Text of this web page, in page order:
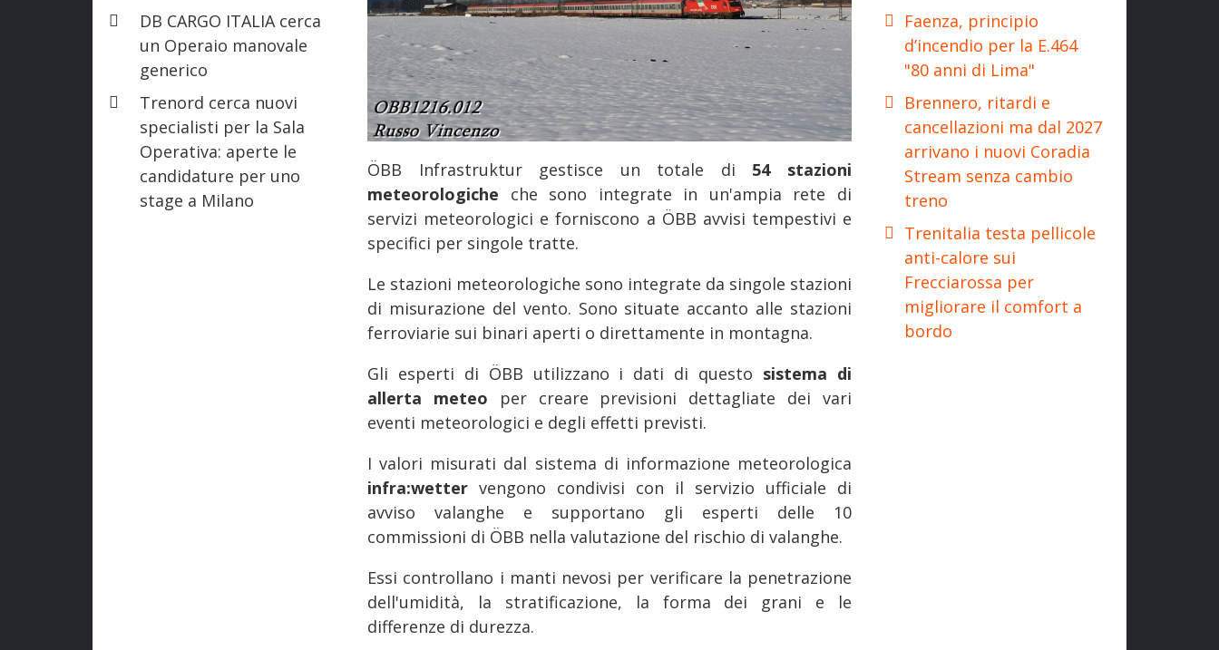
DB CARGO ITALIA cerca
un Operaio manovale
generico
Trenord cerca nuovi
specialisti per la Sala
Operativa: aperte le
candidature per uno
stage a Milano
ÖBB Infrastruktur gestisce un totale di 54 stazioni
meteorologiche che sono integrate in un'ampia rete di
servizi meteorologici e forniscono a ÖBB avvisi tempestivi e
specifici per singole tratte.
Le stazioni meteorologiche sono integrate da singole stazioni
di misurazione del vento. Sono situate accanto alle stazioni
ferroviarie sui binari aperti o direttamente in montagna.
Gli esperti di ÖBB utilizzano i dati di questo sistema di
allerta meteo per creare previsioni dettagliate dei vari
eventi meteorologici e degli effetti previsti.
I valori misurati dal sistema di informazione meteorologica
infra:wetter vengono condivisi con il servizio ufficiale di
avviso valanghe e supportano gli esperti delle 10
commissioni di ÖBB nella valutazione del rischio di valanghe.
Essi controllano i manti nevosi per verificare la penetrazione
dell'umidità, la stratificazione, la forma dei grani e le
differenze di durezza.
Faenza, principio
d’incendio per la E.464
"80 anni di Lima"
Brennero, ritardi e
cancellazioni ma dal 2027
arrivano i nuovi Coradia
Stream senza cambio
treno
Trenitalia testa pellicole
anti-calore sui
Frecciarossa per
migliorare il comfort a
bordo